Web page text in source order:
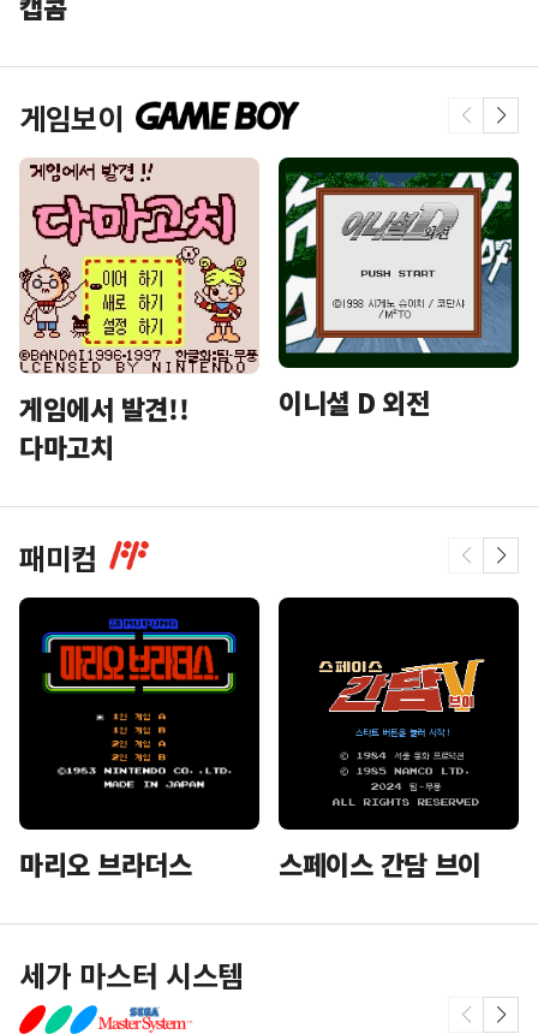
게임보이
게임에서 발견!!
다마고치
이니셜 D 외전
패미컴
마리오 브라더스 스페이스 간담 브이
세가 마스터 시스템